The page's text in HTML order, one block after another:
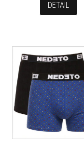
DETAIL